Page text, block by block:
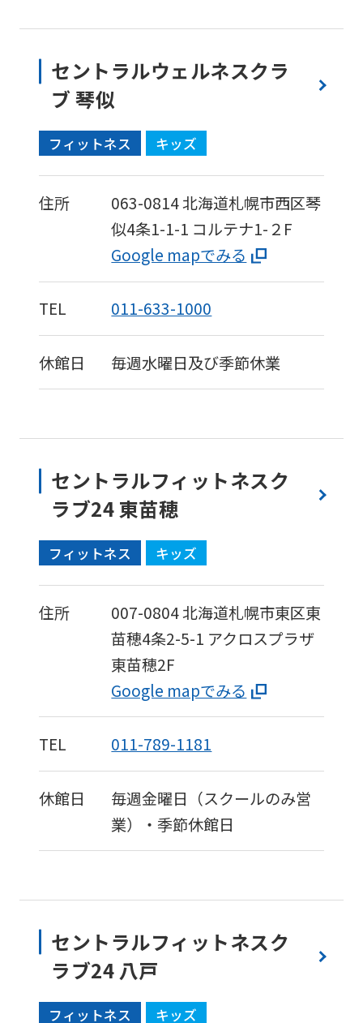
セントラルウェルネスクラ
ブ 琴似
フィットネス キッズ
住所 063-0814北海道札幌市西区琴
似4条1-1-1 コルテナ1-２F
Google mapでみる
TEL 011-633-1000
休館日 毎週水曜日及び季節休業
セントラルフィットネスク
ラブ24 東苗穂
フィットネス キッズ
住所 007-0804北海道札幌市東区東
苗穂4条2-5-1 アクロスプラザ
東苗穂2F
Google mapでみる
TEL 011-789-1181
休館日
毎週金曜日（スクールのみ営
業）・季節休館日
セントラルフィットネスク
ラブ24 八戸
フィットネス キッズ